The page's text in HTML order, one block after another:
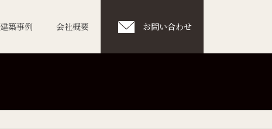
建築事例 会社概要 お問い合わせ